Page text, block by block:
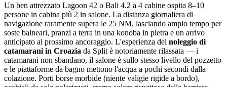
Un ben attrezzato Lagoon 42 o Bali 4.2 a 4 cabine ospita 8–10
persone in cabina più 2 in salone. La distanza giornaliera di
navigazione raramente supera le 25 NM, lasciando ampio tempo per
soste balneari, pranzi a terra in una konoba in pietra e un arrivo
anticipato al prossimo ancoraggio. L'esperienza del noleggio di
catamarani in Croazia da Split è notoriamente rilassata — i
catamarani non sbandano, il salone è sullo stesso livello del pozzetto
e le piattaforme da bagno mettono l'acqua a pochi secondi dalla
colazione. Porti borse morbide (niente valigie rigide a bordo),